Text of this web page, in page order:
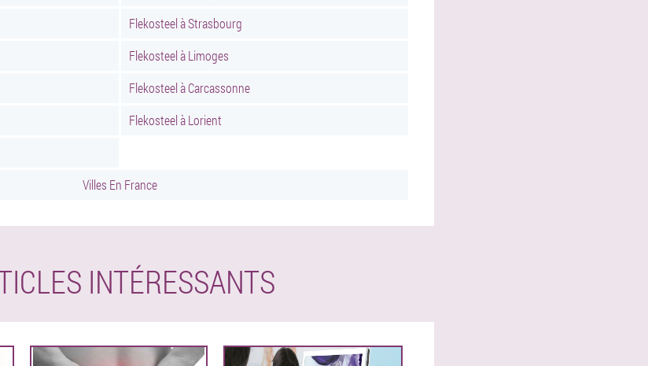
Flekosteel à Strasbourg
Flekosteel à Limoges
Flekosteel à Carcassonne
Flekosteel à Lorient
Villes En France
INTÉRESSANTS